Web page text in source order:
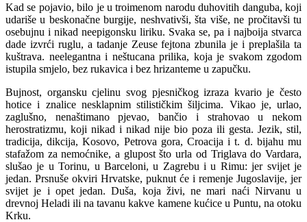
Kad se pojavio, bilo je u troimenom narodu duhovitih danguba, koji
udariše u beskonačne burgije, neshvativši, šta više, ne pročitavši tu
osebujnu i nikad neepigonsku liriku. Svaka se, pa i najboija stvarca
dade izvrći ruglu, a tadanje Zeuse fejtona zbunila je i preplašila ta
kuštrava. neelegantna i neštucana prilika, koja je svakom zgodom
istupila smjelo, bez rukavica i bez hrizanteme u zapučku.
Bujnost, organsku cjelinu svog pjesničkog izraza kvario je često
hotice i znalice nesklapnim stilističkim šiljcima. Vikao je, urlao,
zaglušno, nenaštimano pjevao, bančio i strahovao u nekom
herostratizmu, koji nikad i nikad nije bio poza ili gesta. Jezik, stil,
tradicija, dikcija, Kosovo, Petrova gora, Croacija i t. d. bijahu mu
stafažom za nemoćnike, a glupost što urla od Triglava do Vardara,
slušao je u Torinu, u Barceloni, u Zagrebu i u Rimu: jer svijet je
jedan. Prsnuše okviri Hrvatske, puknut će i remenje Jugoslavije, jer
svijet je i opet jedan. Duša, koja živi, ne mari naći Nirvanu u
drevnoj Heladi ili na tavanu kakve kamene kućice u Puntu, na otoku
Krku.